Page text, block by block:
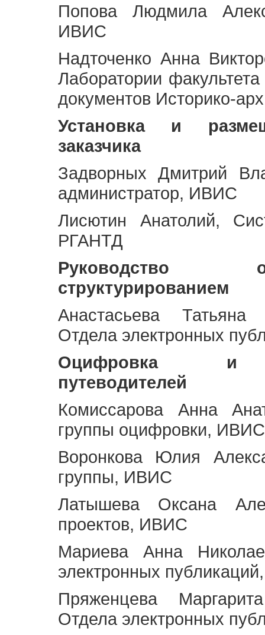
Попова Людмила
ИВИС
Надточенко Анна
Лаборатории
документов Историко-
Установка и
заказчика
Задворных Дмитрий
администратор, ИВИС
Лисютин Анатолий,
РГАНТД
Руководство
структурированием
Анастасьева Татьяна
Отдела электронных
Оцифровка и
путеводителей
Комиссарова Анна
группы оцифровки, ИВИС
Воронкова Юлия
группы, ИВИС
Латышева Оксана
проектов, ИВИС
Мариева Анна
электронных
Пряженцева
Отдела электронных